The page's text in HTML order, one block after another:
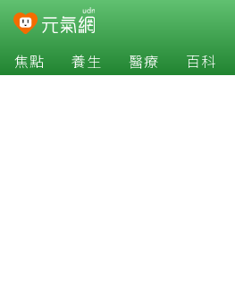
焦點 養生 醫療 百科